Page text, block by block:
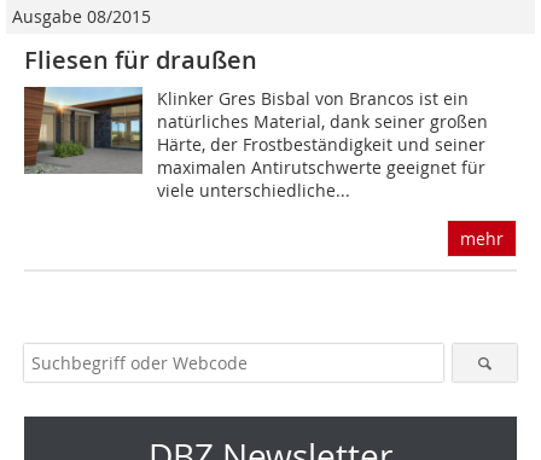
Ausgabe 08/2015
Fliesen für draußen
Klinker Gres Bisbal von Brancos ist ein
natürliches Material, dank seiner großen
Härte, der Frostbeständigkeit und seiner
maximalen Antirutschwerte geeignet für
viele unterschiedliche...
mehr